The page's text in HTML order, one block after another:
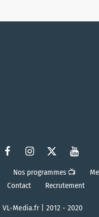
Nos programmes 📺
Contact
Recrutement
VL-Media.fr | 2012 - 2020